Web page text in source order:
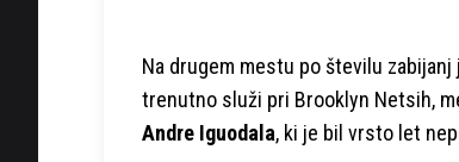
Na drugem mestu po številu zabijanj
trenutno služi pri Brooklyn Netsih,
Andre Iguodala, ki je bil vrsto let